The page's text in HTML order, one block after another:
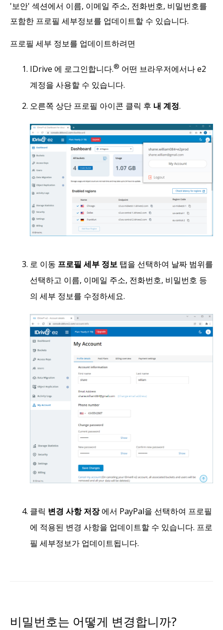
'보안' 섹션에서 이름, 이메일 주소, 전화번호, 비밀번호를
포함한 프로필 세부정보를 업데이트할 수 있습니다.
프로필 세부 정보를 업데이트하려면
IDrive 에 로그인합니다.® 어떤 브라우저에서나 e2
계정을 사용할 수 있습니다.
오른쪽 상단 프로필 아이콘 클릭 후 내 계정.
로 이동 프로필 세부 정보 탭을 선택하여 날짜 범위를
선택하고 이름, 이메일 주소, 전화번호, 비밀번호 등
의 세부 정보를 수정하세요.
클릭 변경 사항 저장에서 PayPal을 선택하여 프로필
에 적용된 변경 사항을 업데이트할 수 있습니다. 프로
필 세부정보가 업데이트됩니다.
비밀번호는 어떻게 변경합니까?